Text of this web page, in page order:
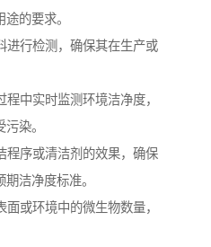
的要求。
进行检测，确保其在生产或
中实时监测环境洁净度，
染。
程序或清洁剂的效果，确保
洁净度标准。
或环境中的微生物数量，